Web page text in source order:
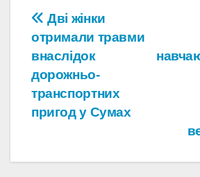
Навігація
записів
Дві жінки
отримали травми
внаслідок
дорожньо-
транспортних
пригод у Сумах